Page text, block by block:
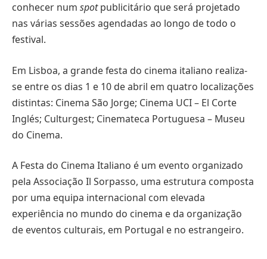
conhecer num spotpublicitário que será projetado
nas várias sessões agendadas ao longo de todo o
festival.
Em Lisboa, a grande festa do cinema italiano realiza-
se entre os dias 1 e 10 de abril em quatro localizações
distintas: Cinema São Jorge; Cinema UCI – El Corte
Inglés; Culturgest; Cinemateca Portuguesa – Museu
do Cinema.
A Festa do Cinema Italiano é um evento organizado
pela Associação Il Sorpasso, uma estrutura composta
por uma equipa internacional com elevada
experiência no mundo do cinema e da organização
de eventos culturais, em Portugal e no estrangeiro.